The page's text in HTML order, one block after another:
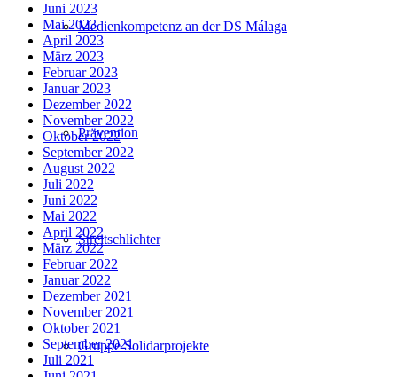
Medienkompetenz an der DS Málaga
Prävention
Streitschlichter
Gruppe Solidarprojekte
Juni 2023
Mai 2023
April 2023
März 2023
Februar 2023
Januar 2023
Dezember 2022
November 2022
Oktober 2022
September 2022
August 2022
Juli 2022
Juni 2022
Mai 2022
April 2022
März 2022
Februar 2022
Januar 2022
Dezember 2021
November 2021
Oktober 2021
September 2021
Juli 2021